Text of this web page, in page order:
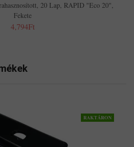
20 Lap, RAPID "Eco 20",
Fekete
4,794Ft
RAKTÁRON